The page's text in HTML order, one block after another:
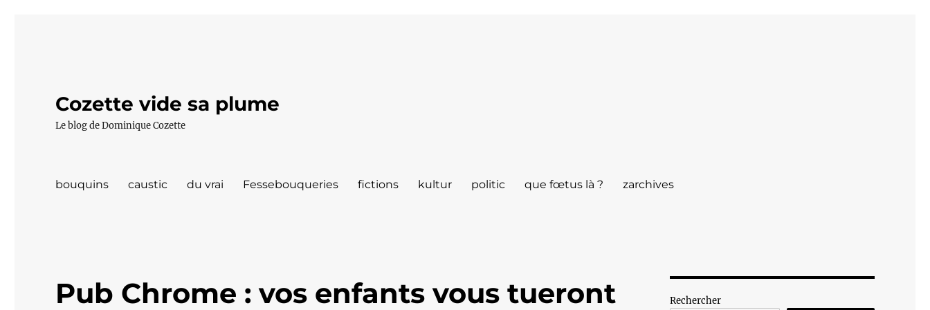
Cozette vide sa plume
Le blog de Dominique Cozette
bouquins caustic du vrai Fessebouqueries fictions kultur politic que fœtus là ? zarchives
Pub Chrome : vos enfants vous tueront
Rechercher